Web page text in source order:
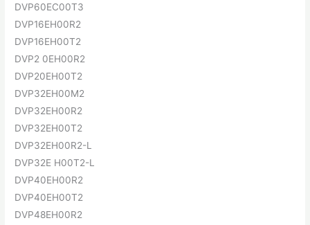
DVP60EC00T3
DVP16EH00R2
DVP16EH00T2
DVP2 0EH00R2
DVP20EH00T2
DVP32EH00M2
DVP32EH00R2
DVP32EH00T2
DVP32EH00R2-L
DVP32E H00T2-L
DVP40EH00R2
DVP40EH00T2
DVP48EH00R2